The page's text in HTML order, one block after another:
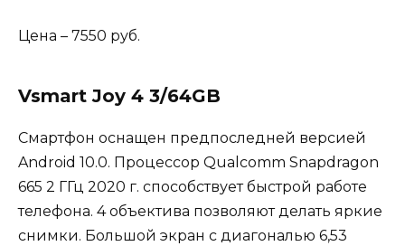
Цена – 7550 руб.
Vsmart Joy 4 3/64GB
Смартфон оснащен предпоследней версией
Android 10.0. Процессор Qualcomm Snapdragon
665 2 ГГц 2020 г. способствует быстрой работе
телефона. 4 объектива позволяют делать яркие
снимки. Большой экран с диагональю 6,53